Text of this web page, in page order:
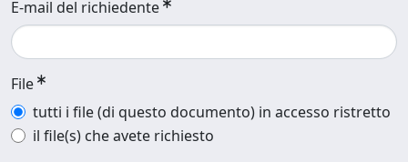
E-mail del richiedente
File
tutti i file (di questo documento) in accesso ristretto
il file(s) che avete richiesto